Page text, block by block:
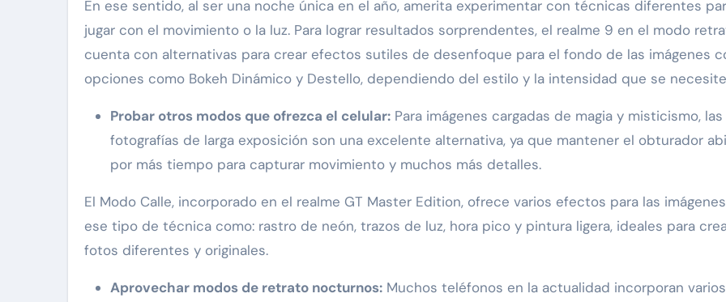
En ese sentido, al ser una noche única en el año, amerita experimentar con técnicas diferentes
jugar con el movimiento o la luz. Para lograr resultados sorprendentes, el realme 9 en el modo
cuenta con alternativas para crear efectos sutiles de desenfoque para el fondo de las imágenes
opciones como Bokeh Dinámico y Destello, dependiendo del estilo y la intensidad que se
Probar otros modos que ofrezca el celular: Para imágenes cargadas de magia y misticismo, las
fotografías de larga exposición son una excelente alternativa, ya que mantener el obturador
por más tiempo para capturar movimiento y muchos más detalles.
El Modo Calle, incorporado en el realme GT Master Edition, ofrece varios efectos para las
ese tipo de técnica como: rastro de neón, trazos de luz, hora pico y pintura ligera, ideales para
fotos diferentes y originales.
Aprovechar modos de retrato nocturnos: Muchos teléfonos en la actualidad incorporan varios